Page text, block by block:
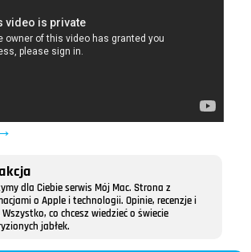
dla Ciebie serwis Mój Mac. Strona z
o Apple i technologii. Opinie, recenzje i
co chcesz wiedzieć o świecie
jabłek.